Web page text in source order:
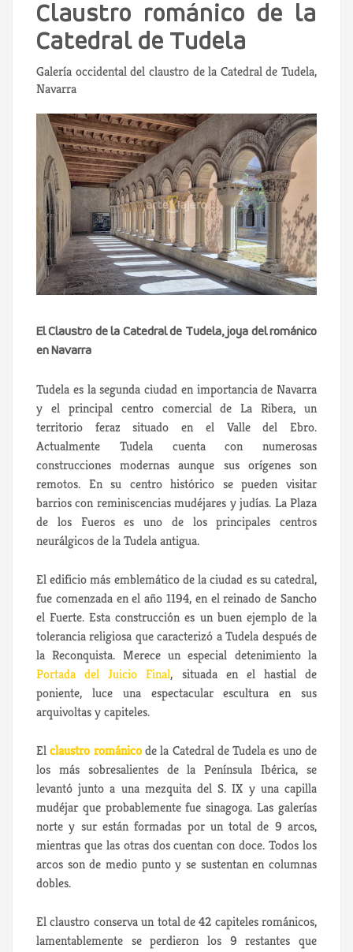
Claustro románico de la
Catedral de Tudela
Galería occidental del claustro de la Catedral de Tudela,
Navarra
El Claustro de la Catedral de Tudela, joya del románico
en Navarra
Tudela es la segunda ciudad en importancia de Navarra
y el principal centro comercial de La Ribera, un
territorio feraz situado en el Valle del Ebro.
Actualmente Tudela cuenta con numerosas
construcciones modernas aunque sus orígenes son
remotos. En su centro histórico se pueden visitar
barrios con reminiscencias mudéjares y judías. La Plaza
de los Fueros es uno de los principales centros
neurálgicos de la Tudela antigua.
El edificio más emblemático de la ciudad es su catedral,
fue comenzada en el año 1194, en el reinado de Sancho
el Fuerte. Esta construcción es un buen ejemplo de la
tolerancia religiosa que caracterizó a Tudela después de
la Reconquista. Merece un especial detenimiento la
Portada del Juicio Final, situada en el hastial de
poniente, luce una espectacular escultura en sus
arquivoltas y capiteles.
Elclaustro románicode la Catedral de Tudela es uno de
los más sobresalientes de la Península Ibérica, se
levantó junto a una mezquita del S. IX y una capilla
mudéjar que probablemente fue sinagoga. Las galerías
norte y sur están formadas por un total de 9 arcos,
mientras que las otras dos cuentan con doce. Todos los
arcos son de medio punto y se sustentan en columnas
dobles.
El claustro conserva un total de 42 capiteles románicos,
lamentablemente se perdieron los 9 restantes que